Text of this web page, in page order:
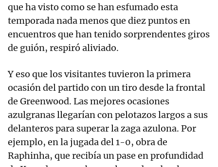
que ha visto como se han esfumado esta
temporada nada menos que diez puntos en
encuentros que han tenido sorprendentes giros
de guión, respiró aliviado.
Y eso que los visitantes tuvieron la primera
ocasión del partido con un tiro desde la frontal
de Greenwood. Las mejores ocasiones
azulgranas llegarían con pelotazos largos a sus
delanteros para superar la zaga azulona. Por
ejemplo, en la jugada del 1-0, obra de
Raphinha, que recibía un pase en profundidad